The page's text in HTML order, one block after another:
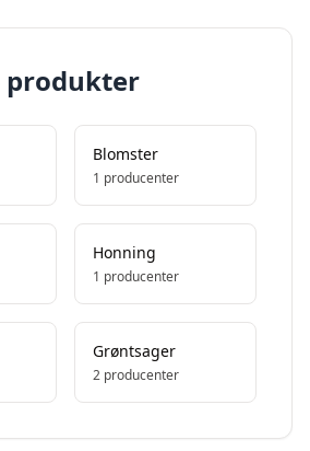
Blomster
1 producenter
Honning
1 producenter
Grøntsager
2 producenter